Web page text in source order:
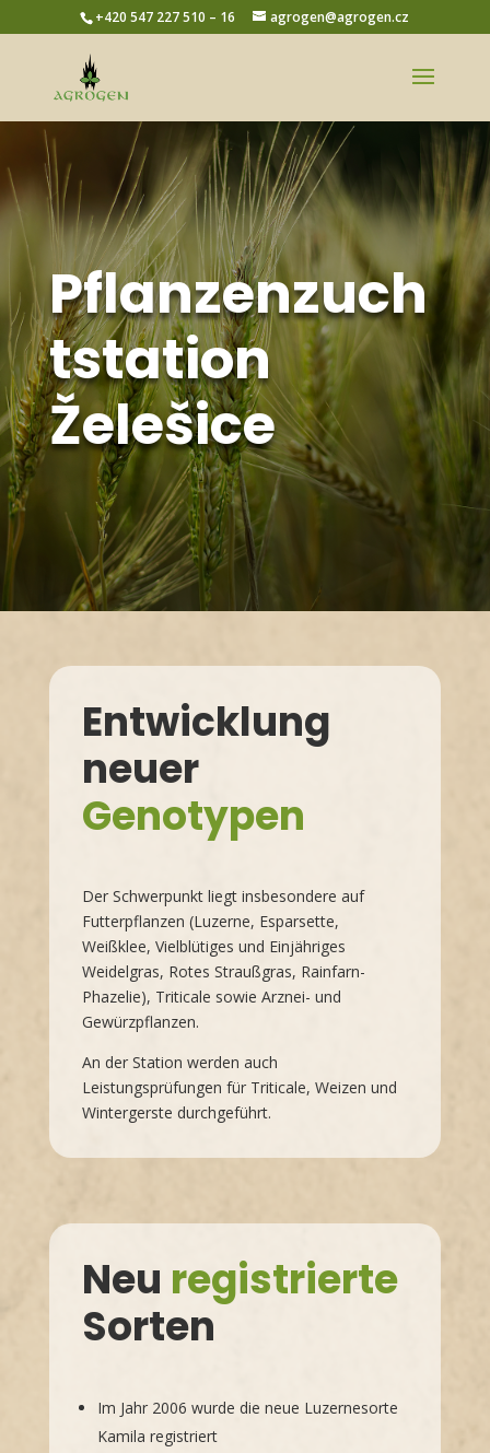
+420 547 227 510 – 16 agrogen@agrogen.cz
Pflanzenzuch
tstation
Želešice
Entwicklung
neuer
Genotypen
Der Schwerpunkt liegt insbesondere auf
Futterpflanzen (Luzerne, Esparsette,
Weißklee, Vielblütiges und Einjähriges
Weidelgras, Rotes Straußgras, Rainfarn-
Phazelie), Triticale sowie Arznei- und
Gewürzpflanzen.
An der Station werden auch
Leistungsprüfungen für Triticale, Weizen und
Wintergerste durchgeführt.
Neu registrierte
Sorten
Im Jahr 2006 wurde die neue Luzernesorte
Kamila registriert